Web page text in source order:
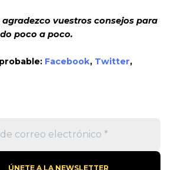
agradezco vuestros consejos para
poco a poco.
Facebook, Twitter,